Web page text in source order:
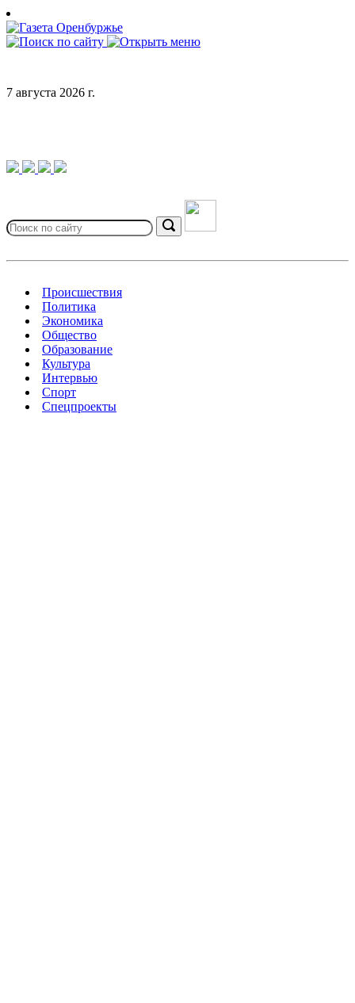
Skip
to
content
7 августа 2026 г.
for:
Search
Происшествия
Политика
Экономика
Общество
Образование
Культура
Интервью
Спорт
Спецпроекты